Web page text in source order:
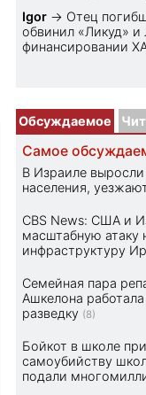
Igor → Отец
обвинил «Ликуд»
финансировании
Обсуждаемое
Самое
В Израиле
населения,
CBS News: США и
масштабную атаку
инфраструктуру
Семейная пара
Ашкелона
разведку (8)
Бойкот в школе
самоубийству
подали